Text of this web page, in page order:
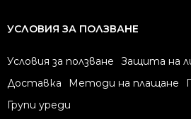
УСЛОВИЯ ЗА ПОЛЗВАНЕ
Условия за ползване
Защита на
Доставка
Методи на плащане
Групи уреди